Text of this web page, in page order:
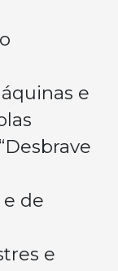
e
de
e